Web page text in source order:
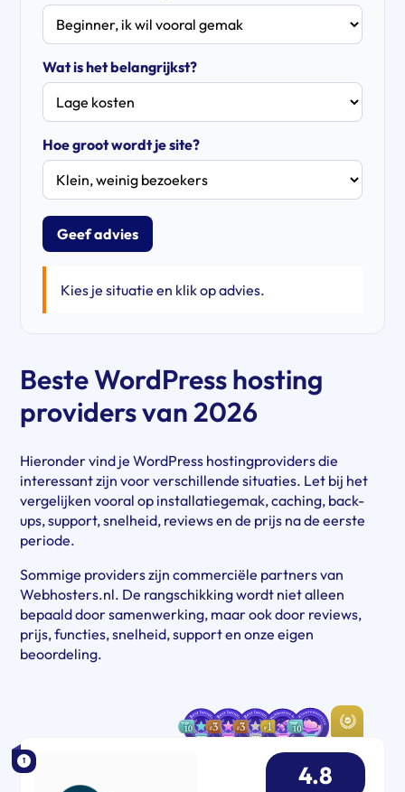
Wat is het belangrijkst?
Hoe groot wordt je site?
Geef advies
Kies je situatie en klik op advies.
Beste WordPress hosting
providers van 2026
Hieronder vind je WordPress hostingproviders die
interessant zijn voor verschillende situaties. Let bij het
vergelijken vooral op installatiegemak, caching, back-
ups, support, snelheid, reviews en de prijs na de eerste
periode.
Sommige providers zijn commerciële partners van
Webhosters.nl. De rangschikking wordt niet alleen
bepaald door samenwerking, maar ook door reviews,
prijs, functies, snelheid, support en onze eigen
beoordeling.
1
4.8